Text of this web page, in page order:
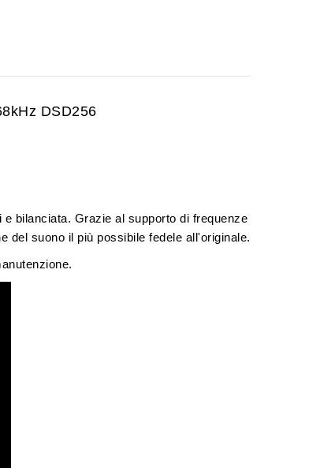
DSD256
e bilanciata. Grazie al supporto di frequenze
del suono il più possibile fedele all'originale.